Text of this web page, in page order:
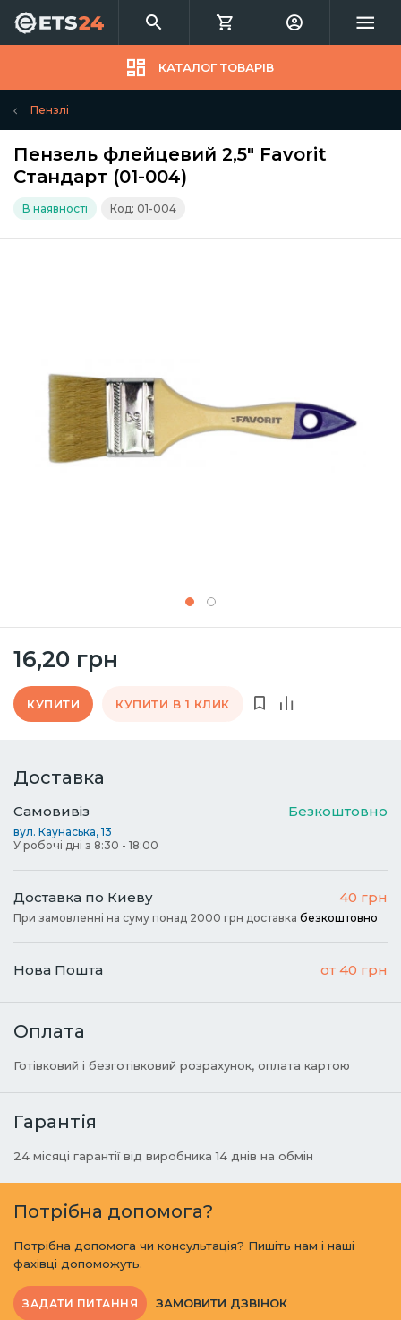
КАТАЛОГ ТОВАРІВ
Пензлі
Пензель флейцевий 2,5" Favorit
Стандарт (01-004)
В наявності Код: 01-004
16,20 грн
КУПИТИ КУПИТИ В 1 КЛИК
Доставка
Самовивіз Безкоштовно
вул. Каунаська, 13
У робочі дні з 8:30 - 18:00
Доставка по Киеву 40 грн
При замовленні на суму понад 2000 грн доставка безкоштовно
Нова Пошта от 40 грн
Оплата
Готівковий і безготівковий розрахунок, оплата картою
Гарантія
24 місяці гарантії від виробника 14 днів на обмін
Потрібна допомога?
Потрібна допомога чи консультація? Пишіть нам і наші
фахівці допоможуть.
ЗАДАТИ ПИТАННЯ ЗАМОВИТИ ДЗВІНОК